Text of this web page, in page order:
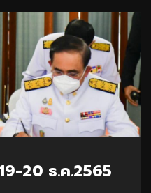
20 ธ.ค.2565